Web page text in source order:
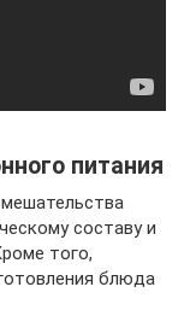
питания
составу и
того,
блюда